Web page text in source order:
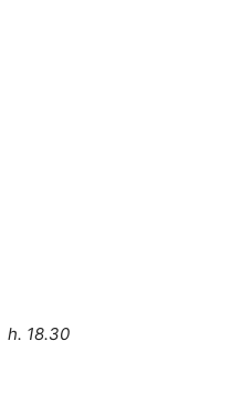
h. 18.30